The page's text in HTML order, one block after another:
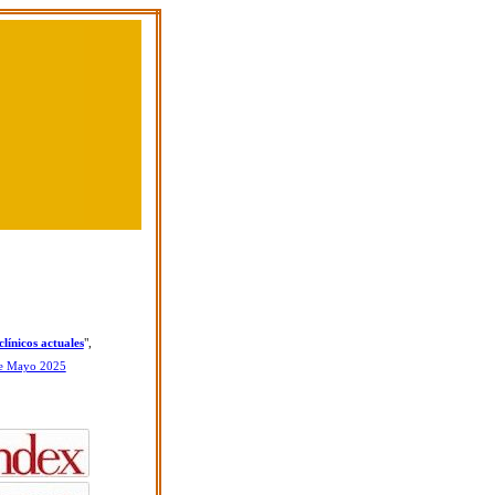
actuales",
Mayo 2025